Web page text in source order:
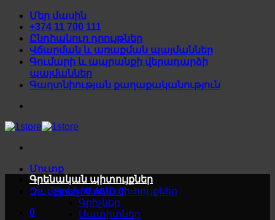
Skip
content
Մեր մասին
+374 11 700 111
Ընդհանուր դրույթներ
Վճարման և առաքման պայմաններ
Գումարի և ապրանքի վերադարձի
պայմաններ
Գաղտնիության քաղաքականություն
Մուտք
Զամբյուղ /0AMD 0
0
Գրենական պիտույքներ
Գրենական պիտույքներ
Գրիչներ
Մատիտներ